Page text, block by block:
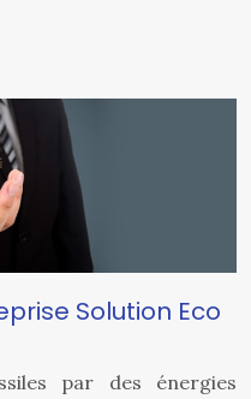
Solution Eco
par des énergies